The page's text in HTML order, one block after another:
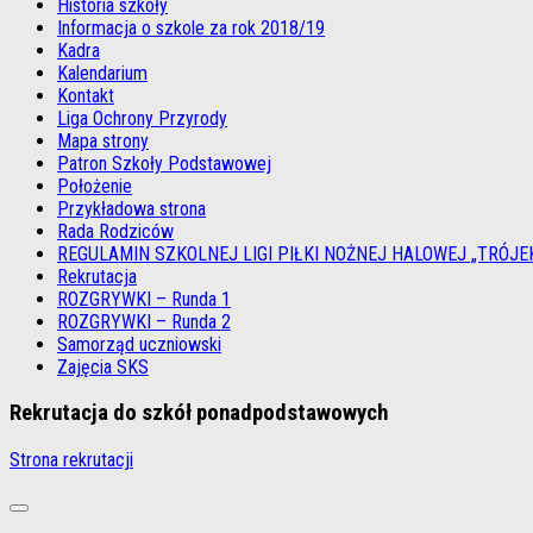
Historia szkoły
Informacja o szkole za rok 2018/19
Kadra
Kalendarium
Kontakt
Liga Ochrony Przyrody
Mapa strony
Patron Szkoły Podstawowej
Położenie
Przykładowa strona
Rada Rodziców
REGULAMIN SZKOLNEJ LIGI PIŁKI NOŻNEJ HALOWEJ
Rekrutacja
ROZGRYWKI – Runda 1
ROZGRYWKI – Runda 2
Samorząd uczniowski
Zajęcia SKS
Rekrutacja do szkół ponadpodstawowych
Strona rekrutacji